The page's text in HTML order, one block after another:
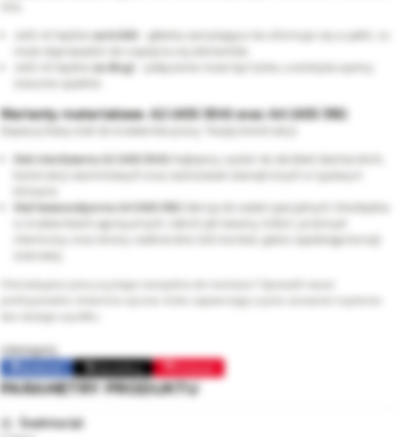
Jeśli nit będzie za krótki
- główka zamykająca nie uformuje się w pełni, co
może doprowadzić do rozpięcia się elementów.
za długi
- połączenie może być luźne, a estetyka spoiny
Warianty materiałowe: A2 (AISI 304) oraz A4 (AISI 316)
Stal nierdzewna A2 (AISI 304):
Najlepszy wybór do obróbek blacharskich,
Stal kwasoodporna A4 (AISI 316):
Wersja do zadań specjalnych. Niezbędna
w środowiskach agresywnych, takich jak baseny (chlor), przemysł
chemiczny oraz tereny nadmorskie (sól morska), gdzie zapobiega korozji
Potrzebujesz precyzyjnego narzędzia do montażu? Sprawdź nasze
profesjonalne nitownice ręczne, które zapewniają czyste zerwanie trzpienia
bez dużego wysiłku.
Udostępnij:
Opublikuj Pinterest
PARAMETRY PRODUKTU
Średnica (⌀)